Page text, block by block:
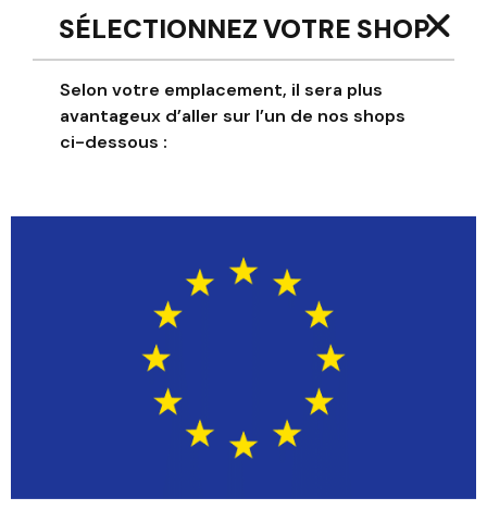
Showing all 2 results
PANTALON BMX/MTB
PANTALON BMX/MTB
RACER BLANC
SÉLECTIONNEZ VOTRE SHOP
Selon votre emplacement, il sera plus
avantageux d’aller sur l’un de nos shops
ci-dessous :